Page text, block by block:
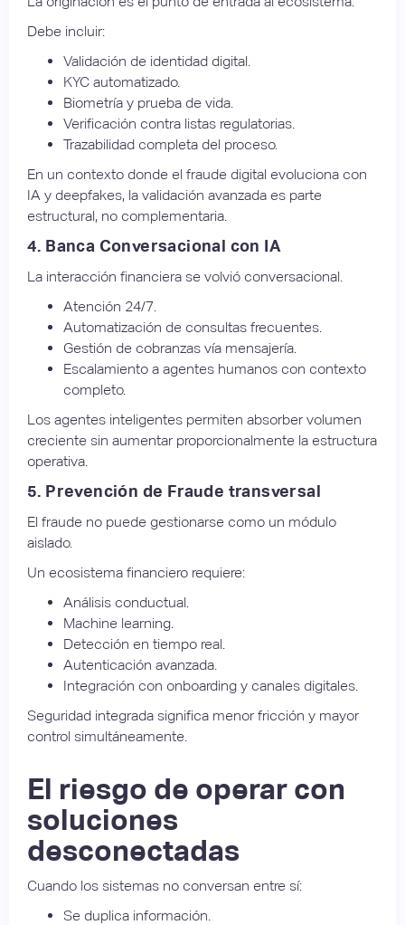
Debe incluir:
Validación de identidad digital.
KYC automatizado.
Biometría y prueba de vida.
Verificación contra listas regulatorias.
Trazabilidad completa del proceso.
En un contexto donde el fraude digital evoluciona con
IA y deepfakes, la validación avanzada es parte
estructural, no complementaria.
4. Banca Conversacional con IA
La interacción financiera se volvió conversacional.
Atención 24/7.
Automatización de consultas frecuentes.
Gestión de cobranzas vía mensajería.
Escalamiento a agentes humanos con contexto
completo.
Los agentes inteligentes permiten absorber volumen
creciente sin aumentar proporcionalmente la estructura
operativa.
5. Prevención de Fraude transversal
El fraude no puede gestionarse como un módulo
aislado.
Un ecosistema financiero requiere:
Análisis conductual.
Machine learning.
Detección en tiempo real.
Autenticación avanzada.
Integración con onboarding y canales digitales.
Seguridad integrada significa menor fricción y mayor
control simultáneamente.
El riesgo de operar con
soluciones
desconectadas
Cuando los sistemas no conversan entre sí:
Se duplica información.